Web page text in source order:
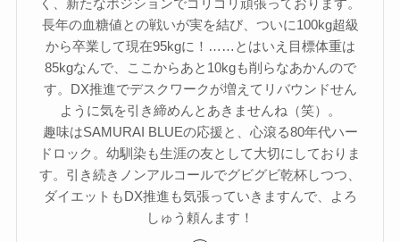
く、新たなポジションでゴリゴリ頑張っております。
長年の血糖値との戦いが実を結び、ついに100kg超級
から卒業して現在95kgに！……とはいえ目標体重は
85kgなんで、ここからあと10kgも削らなあかんので
す。DX推進でデスクワークが増えてリバウンドせん
ように気を引き締めんとあきませんね（笑）。
趣味はSAMURAI BLUEの応援と、心滾る80年代ハー
ドロック。幼馴染も生涯の友として大切にしておりま
す。引き続きノンアルコールでグビグビ乾杯しつつ、
ダイエットもDX推進も気張っていきますんで、よろ
しゅう頼んます！